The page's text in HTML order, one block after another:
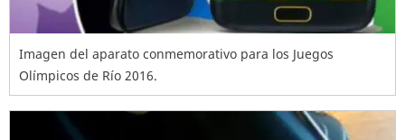
Imagen del aparato conmemorativo para los Juegos
Olímpicos de Río 2016.